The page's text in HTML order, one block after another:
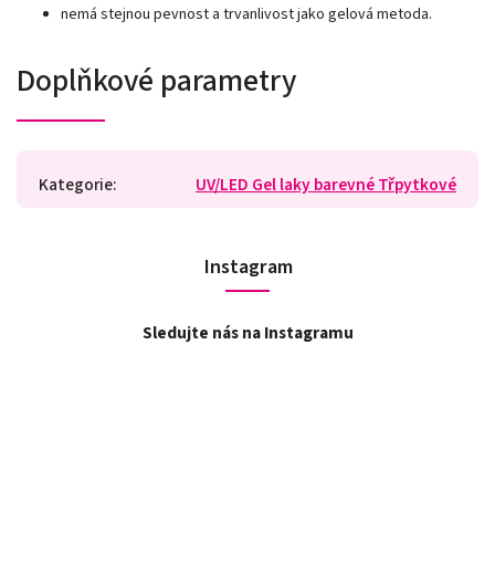
nemá stejnou pevnost a trvanlivost jako gelová metoda.
Doplňkové parametry
Kategorie: UV/LED Gel laky barevné Třpytkové
Instagram
Sledujte nás na Instagramu